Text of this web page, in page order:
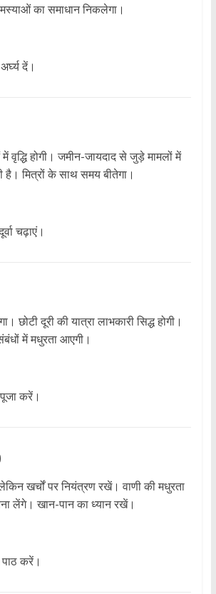
का समाधान निकलेगा।
दें।
होगी। जमीन-जायदाद से जुड़े मामलों में
मित्रों के साथ समय बीतेगा।
चढ़ाएं।
छोटी दूरी की यात्रा लाभकारी सिद्ध होगी।
में मधुरता आएगी।
पूजा करें।
खर्चों पर नियंत्रण रखें। वाणी की मधुरता
लेंगे। खान-पान का ध्यान रखें।
करें।